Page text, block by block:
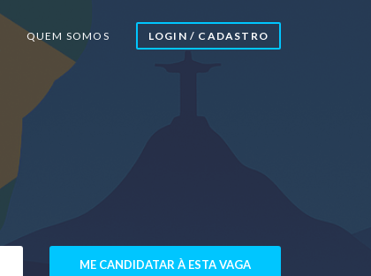
QUEM SOMOS LOGIN / CADASTRO
ME CANDIDATAR À ESTA VAGA